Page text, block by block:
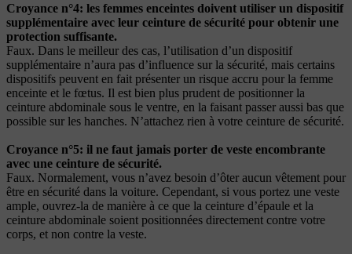
Croyance n°4: les femmes enceintes doivent utiliser un dispositif
supplémentaire avec leur ceinture de sécurité pour obtenir une
protection suffisante.
Faux. Dans le meilleur des cas, l’utilisation d’un dispositif
supplémentaire n’aura pas d’influence sur la sécurité, mais certains
dispositifs peuvent en fait présenter un risque accru pour la femme
enceinte et le fœtus. Il est bien plus prudent de positionner la
ceinture abdominale sous le ventre, en la faisant passer aussi bas que
possible sur les hanches. N’attachez rien à votre ceinture de sécurité.
Croyance n°5: il ne faut jamais porter de veste encombrante
avec une ceinture de sécurité.
Faux. Normalement, vous n’avez besoin d’ôter aucun vêtement pour
être en sécurité dans la voiture. Cependant, si vous portez une veste
ample, ouvrez-la de manière à ce que la ceinture d’épaule et la
ceinture abdominale soient positionnées directement contre votre
corps, et non contre la veste.